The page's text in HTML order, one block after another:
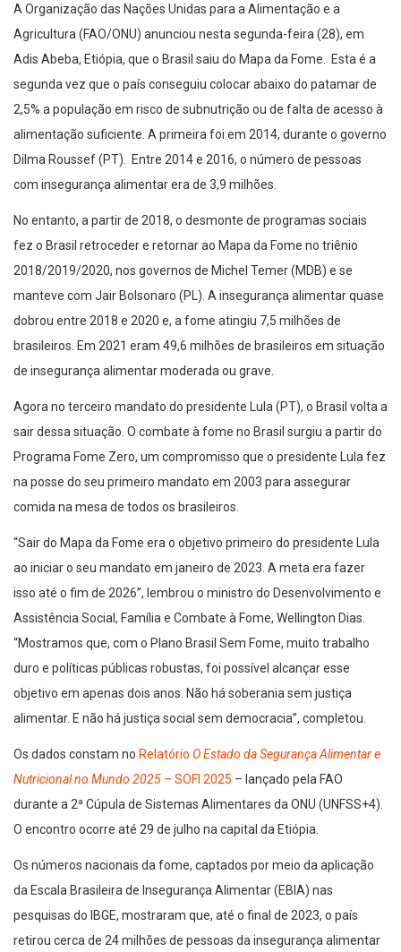
A Organização das Nações Unidas para a Alimentação e a
Agricultura (FAO/ONU) anunciou nesta segunda-feira (28), em
Adis Abeba, Etiópia, que o Brasil saiu do Mapa da Fome. Esta é a
segunda vez que o país conseguiu colocar abaixo do patamar de
2,5% a população em risco de subnutrição ou de falta de acesso à
alimentação suficiente. A primeira foi em 2014, durante o governo
Dilma Roussef (PT). Entre 2014 e 2016, o número de pessoas
com insegurança alimentar era de 3,9 milhões.
No entanto, a partir de 2018, o desmonte de programas sociais
fez o Brasil retroceder e retornar ao Mapa da Fome no triênio
2018/2019/2020, nos governos de Michel Temer (MDB) e se
manteve com Jair Bolsonaro (PL). A insegurança alimentar quase
dobrou entre 2018 e 2020 e, a fome atingiu 7,5 milhões de
brasileiros. Em 2021 eram 49,6 milhões de brasileiros em situação
de insegurança alimentar moderada ou grave.
Agora no terceiro mandato do presidente Lula (PT), o Brasil volta a
sair dessa situação. O combate à fome no Brasil surgiu a partir do
Programa Fome Zero, um compromisso que o presidente Lula fez
na posse do seu primeiro mandato em 2003 para assegurar
comida na mesa de todos os brasileiros.
“Sair do Mapa da Fome era o objetivo primeiro do presidente Lula
ao iniciar o seu mandato em janeiro de 2023. A meta era fazer
isso até o fim de 2026”, lembrou o ministro do Desenvolvimento e
Assistência Social, Família e Combate à Fome, Wellington Dias.
“Mostramos que, com o Plano Brasil Sem Fome, muito trabalho
duro e políticas públicas robustas, foi possível alcançar esse
objetivo em apenas dois anos. Não há soberania sem justiça
alimentar. E não há justiça social sem democracia”, completou.
Os dados constam no Relatório O Estado da Segurança Alimentar e
Nutricional no Mundo 2025 – SOFI 2025 – lançado pela FAO
durante a 2ª Cúpula de Sistemas Alimentares da ONU (UNFSS+4).
O encontro ocorre até 29 de julho na capital da Etiópia.
Os números nacionais da fome, captados por meio da aplicação
da Escala Brasileira de Insegurança Alimentar (EBIA) nas
pesquisas do IBGE, mostraram que, até o final de 2023, o país
retirou cerca de 24 milhões de pessoas da insegurança alimentar